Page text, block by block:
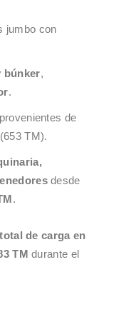
jumbo con
búnker,
.
provenientes de
(653 TM).
desde
.
de carga en
TM durante el